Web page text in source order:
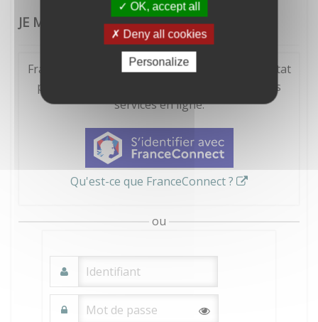
OK, accept all
Deny all cookies
Personalize
JE ME CONNECTE
FranceConnect est la solution proposée par l'Etat
pour sécuriser et simplifier la connexion à vos
services en ligne.
Qu'est-ce que FranceConnect ?
ou